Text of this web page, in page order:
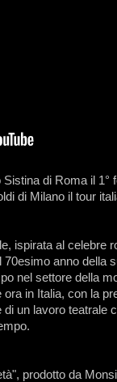
di Roma il
di Milano il tour
ispirata al celebre
anno della
nel settore della
in Italia, con la
un lavoro teatrale
prodotto da